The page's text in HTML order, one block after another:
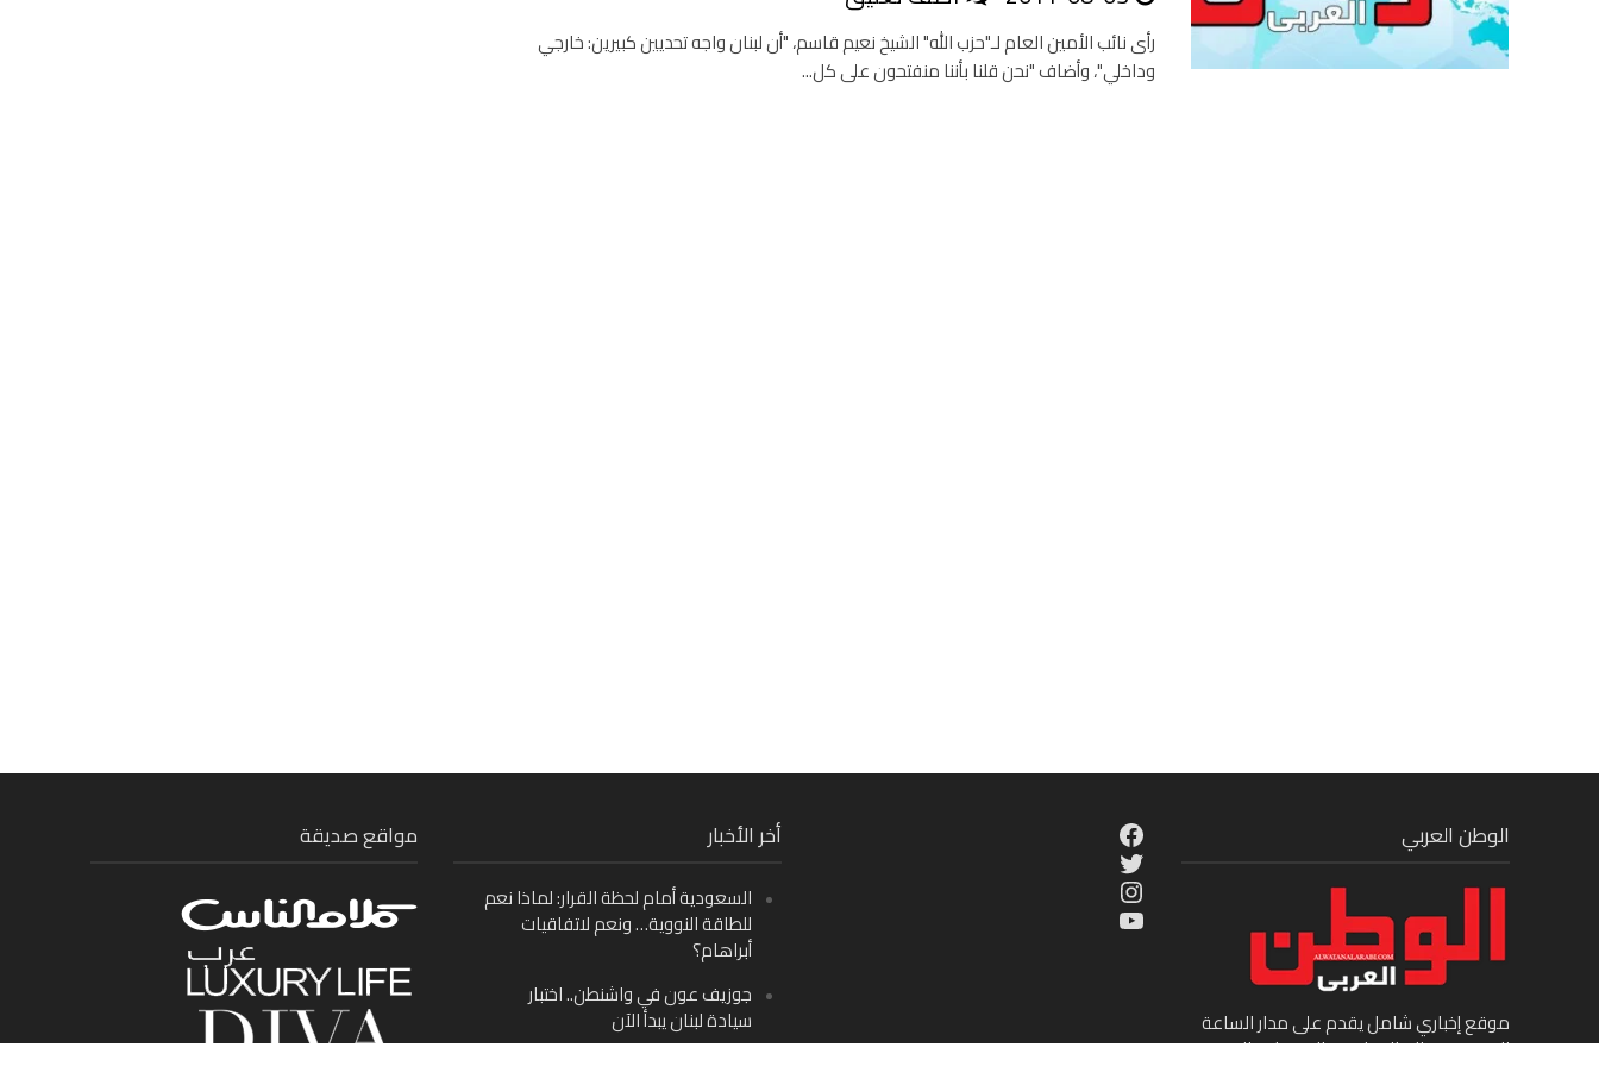
رأى نائب الأمين العام لـ"حزب الله" الشيخ نعيم قاسم، "أن لبنان واجه تحديين كبيرين: خارجي
وداخلي"، وأضاف "نحن قلنا بأننا منفتحون على كل...
مواقع صديقة أخر الأخبار
السعودية أمام لحظة القرار: لماذا نعم
للطاقة النووية… ونعم لاتفاقيات
أبراهام؟
جوزيف عون في واشنطن.. اختبار
سيادة لبنان يبدأ الآن
Facebook
Twitter
Instagram
YouTube
الوطن العربي
موقع إخباري شامل يقدم على مدار الساعة
الجديد في عالم السياسة والاقتصاد والفن